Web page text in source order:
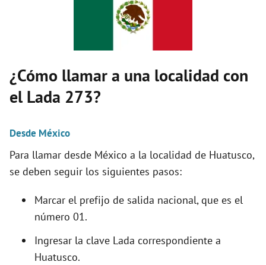
¿Cómo llamar a una localidad con
el Lada 273?
Desde México
Para llamar desde México a la localidad de Huatusco,
se deben seguir los siguientes pasos:
Marcar el prefijo de salida nacional, que es el
número 01.
Ingresar la clave Lada correspondiente a
Huatusco.